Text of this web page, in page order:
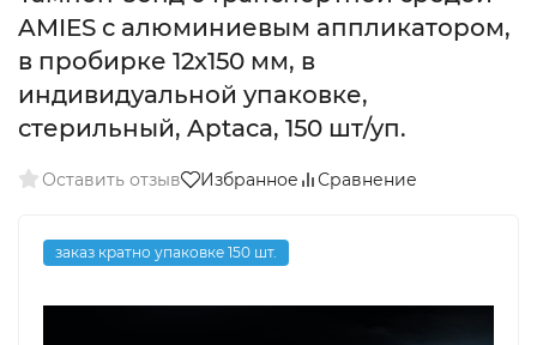
AMIES с алюминиевым аппликатором,
в пробирке 12х150 мм, в
индивидуальной упаковке,
стерильный, Aptaca, 150 шт/уп.
Оставить отзыв Избранное Сравнение
заказ кратно упаковке 150 шт.